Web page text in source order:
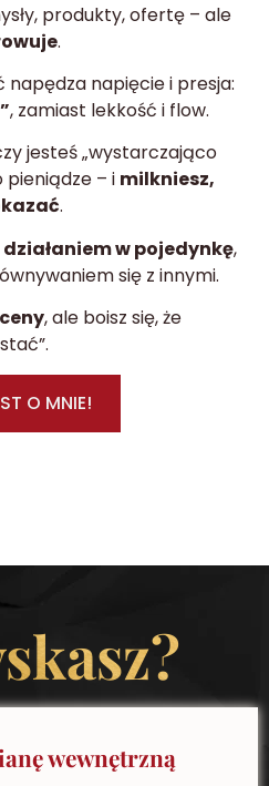
produkty, ofertę – ale
.
napędza napięcie i presja:
, zamiast lekkość i flow.
jesteś „wystarczająco
pieniądze – i milkniesz,
.
w pojedynkę,
się z innymi.
, ale boisz się, że
O MNIE!
wewnętrzną